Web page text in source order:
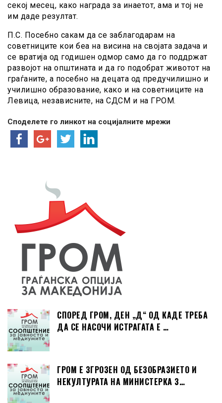
секој месец, како награда за инаетот, ама и тој не
им даде резултат.
П.С. Посебно сакам да се заблагодарам на
советниците кои беа на висина на својата задача и
се вратија од годишен одмор само да го поддржат
развојот на општината и да го подобрат животот на
граѓаните, а посебно на децата од предучилишно и
училишно образование, како и на советниците на
Левица, независните, на СДСМ и на ГРОМ.
Споделете го линкот на социјалните мрежи
СПОРЕД ГРОМ, ДЕН „Д“ ОД КАДЕ ТРЕБА
ДА СЕ НАСОЧИ ИСТРАГАТА Е …
ГРОМ Е ЗГРОЗЕН ОД БЕЗОБРАЗИЕТО И
НЕКУЛТУРАТА НА МИНИСТЕРКА З…